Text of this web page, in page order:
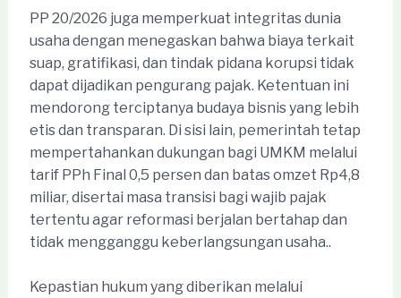
PP 20/2026 juga memperkuat integritas dunia
usaha dengan menegaskan bahwa biaya terkait
suap, gratifikasi, dan tindak pidana korupsi tidak
dapat dijadikan pengurang pajak. Ketentuan ini
mendorong terciptanya budaya bisnis yang lebih
etis dan transparan. Di sisi lain, pemerintah tetap
mempertahankan dukungan bagi UMKM melalui
tarif PPh Final 0,5 persen dan batas omzet Rp4,8
miliar, disertai masa transisi bagi wajib pajak
tertentu agar reformasi berjalan bertahap dan
tidak mengganggu keberlangsungan usaha..
Kepastian hukum yang diberikan melalui